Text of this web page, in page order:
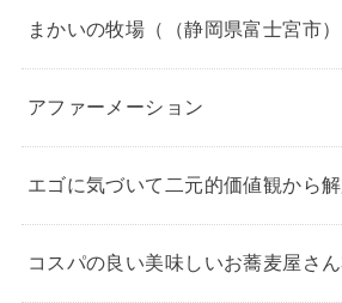
まかいの牧場（（静岡県富士宮市）
アファーメーション
エゴに気づいて二元的価値観から解
コスパの良い美味しいお蕎麦屋さ